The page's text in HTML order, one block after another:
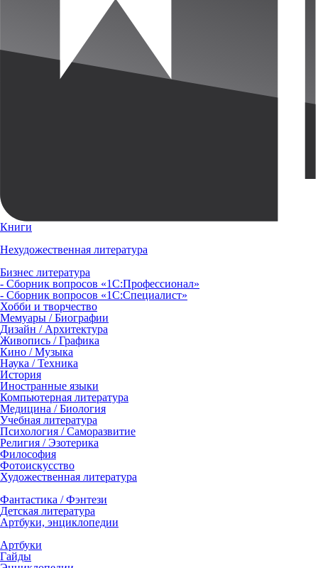
Книги
Нехудожественная литература
Бизнес литература
- Сборник вопросов «1С:Профессионал»
- Сборник вопросов «1С:Специалист»
Хобби и творчество
Мемуары / Биографии
Дизайн / Архитектура
Живопись / Графика
Кино / Музыка
Наука / Техника
История
Иностранные языки
Компьютерная литература
Медицина / Биология
Учебная литература
Психология / Саморазвитие
Религия / Эзотерика
Философия
Фотоискусство
Художественная литература
Фантастика / Фэнтези
Детская литература
Артбуки, энциклопедии
Артбуки
Гайды